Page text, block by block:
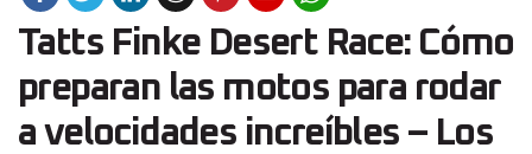
Tatts Finke Desert Race: Cómo
preparan las motos para rodar
a velocidades increíbles – Los